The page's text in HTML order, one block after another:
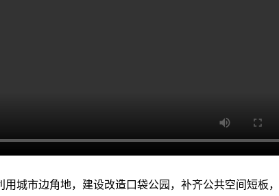
城市边角地，建设改造口袋公园，补齐公共空间短板